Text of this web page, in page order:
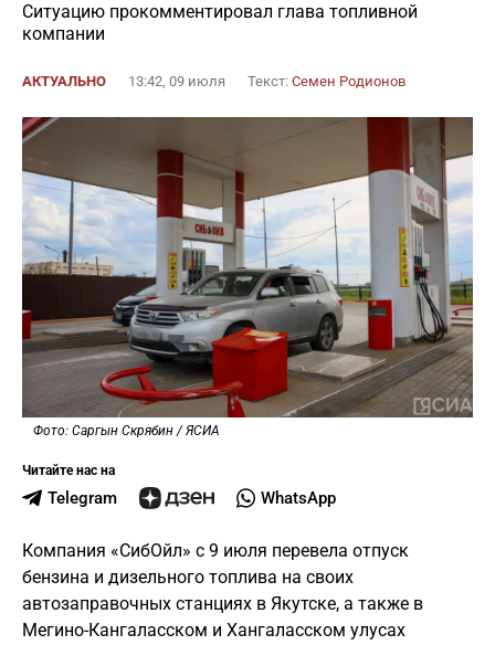
Ситуацию прокомментировал глава топливной
компании
АКТУАЛЬНО 13:42, 09 июля Текст: Семен Родионов
Фото: Саргын Скрябин / ЯСИА
Читайте нас на
Telegram WhatsApp
Компания «СибОйл» с 9 июля перевела отпуск
бензина и дизельного топлива на своих
автозаправочных станциях в Якутске, а также в
Мегино-Кангаласском и Хангаласском улусах